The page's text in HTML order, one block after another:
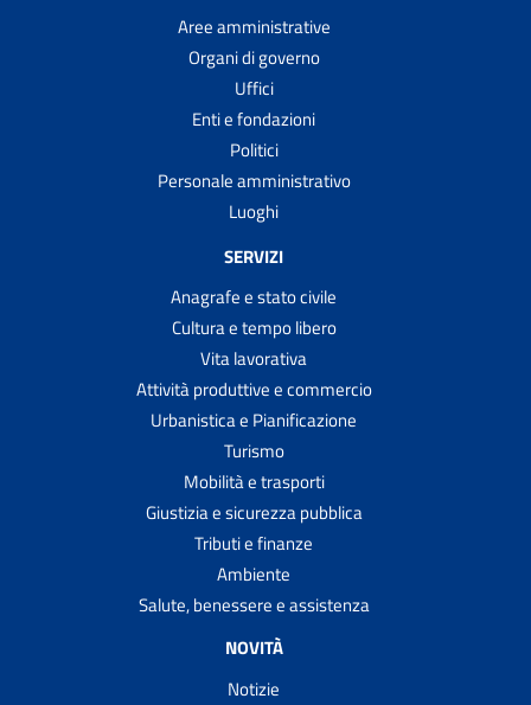
Aree amministrative
Organi di governo
Uffici
Enti e fondazioni
Politici
Personale amministrativo
Luoghi
SERVIZI
Anagrafe e stato civile
Cultura e tempo libero
Vita lavorativa
Attività produttive e commercio
Urbanistica e Pianificazione
Turismo
Mobilità e trasporti
Giustizia e sicurezza pubblica
Tributi e finanze
Ambiente
Salute, benessere e assistenza
NOVITÀ
Notizie